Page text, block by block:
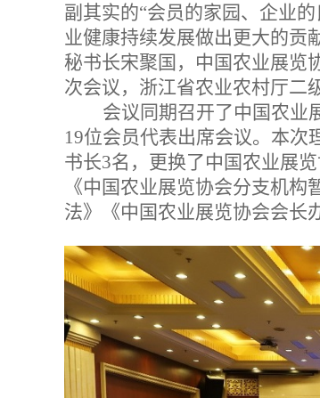
副其实的“会员的家园、企业
业健康持续发展做出更大的贡
秘书长宋聚国，中国农业展览
次会议，浙江省农业农村厅二
会议同期召开了中国农业
19位会员代表出席会议。本次
书长3名，更换了中国农业展
《中国农业展览协会分支机
法》《中国农业展览协会会长